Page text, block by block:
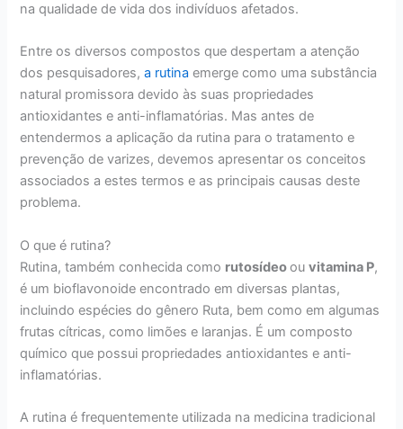
na qualidade de vida dos indivíduos afetados.
Entre os diversos compostos que despertam a atenção
dos pesquisadores,a rutina emerge como uma substância
natural promissora devido às suas propriedades
antioxidantes e anti-inflamatórias. Mas antes de
entendermos a aplicação da rutina para o tratamento e
prevenção de varizes, devemos apresentar os conceitos
associados a estes termos e as principais causas deste
problema.
O que é rutina?
Rutina, também conhecida como rutosídeoouvitamina P,
é um bioflavonoide encontrado em diversas plantas,
incluindo espécies do gênero Ruta, bem como em algumas
frutas cítricas, como limões e laranjas. É um composto
químico que possui propriedades antioxidantes e anti-
inflamatórias.
A rutina é frequentemente utilizada na medicina tradicional